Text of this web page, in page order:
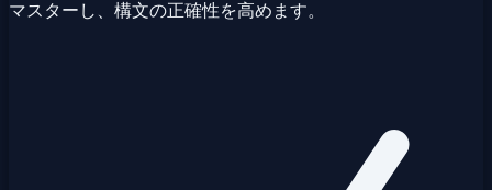
マスターし、構文の正確性を高めます。